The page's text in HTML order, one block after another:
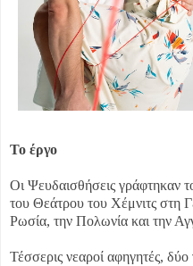
Το έργο
Οι Ψευδαισθήσεις γράφτηκαν
του Θεάτρου του Χέμνιτς στη
Ρωσία, την Πολωνία και την
Τέσσερις νεαροί αφηγητές, δύο